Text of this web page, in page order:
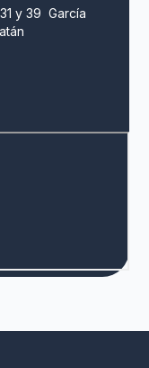
y 39 García